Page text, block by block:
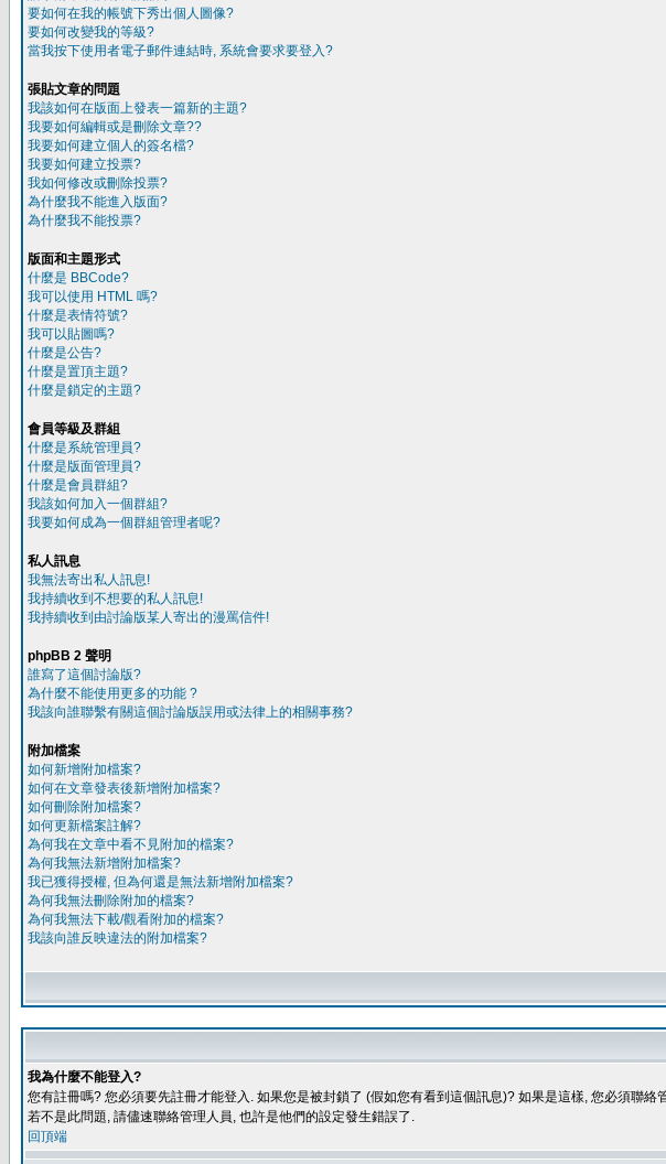
要如何在我的帳號下秀出個人圖像?
要如何改變我的等級?
當我按下使用者電子郵件連結時, 系統會要求要登入?
張貼文章的問題
我該如何在版面上發表一篇新的主題?
我要如何編輯或是刪除文章??
我要如何建立個人的簽名檔?
我要如何建立投票?
我如何修改或刪除投票?
為什麼我不能進入版面?
為什麼我不能投票?
版面和主題形式
什麼是 BBCode?
我可以使用 HTML 嗎?
什麼是表情符號?
我可以貼圖嗎?
什麼是公告?
什麼是置頂主題?
什麼是鎖定的主題?
會員等級及群組
什麼是系統管理員?
什麼是版面管理員?
什麼是會員群組?
我該如何加入一個群組?
我要如何成為一個群組管理者呢?
私人訊息
我無法寄出私人訊息!
我持續收到不想要的私人訊息!
我持續收到由討論版某人寄出的漫罵信件!
phpBB 2 聲明
誰寫了這個討論版?
為什麼不能使用更多的功能 ?
我該向誰聯繫有關這個討論版誤用或法律上的相關事務?
附加檔案
如何新增附加檔案?
如何在文章發表後新增附加檔案?
如何刪除附加檔案?
如何更新檔案註解?
為何我在文章中看不見附加的檔案?
為何我無法新增附加檔案?
我已獲得授權, 但為何還是無法新增附加檔案?
為何我無法刪除附加的檔案?
為何我無法下載/觀看附加的檔案?
我該向誰反映違法的附加檔案?
我為什麼不能登入?
您有註冊嗎? 您必須要先註冊才能登入. 如果您是被封鎖了 (假如您有看到這個訊息)? 如果是這樣, 您必須聯
若不是此問題, 請儘速聯絡管理人員, 也許是他們的設定發生錯誤了.
回頂端